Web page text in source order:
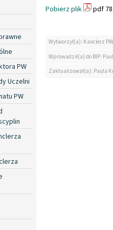
PW
Uczelni
PW
Pobierz plik
pdf
Wytworzył(a): Kanclerz PW
Wprowadził(a) do BIP:
Zaktualizował(a): Paula